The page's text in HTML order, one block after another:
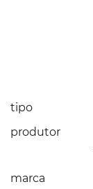
tipo
produtor
marca